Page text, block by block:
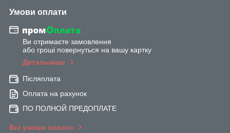
Умови оплати
Ви отримаєте замовлення
або гроші повернуться на вашу картку
Детальніше
Післяплата
Оплата на рахунок
ПО ПОЛНОЙ ПРЕДОПЛАТЕ
Всі умови оплати